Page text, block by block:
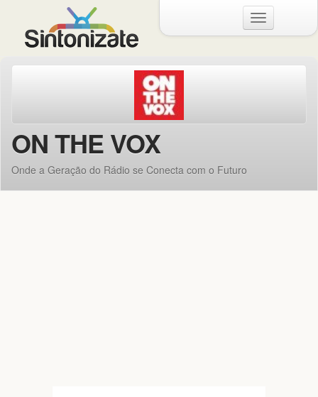
Menu
ON THE VOX
Onde a Geração do Rádio se Conecta com o Futuro